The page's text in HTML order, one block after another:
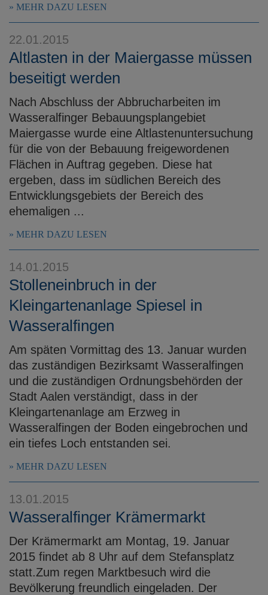
MEHR DAZU LESEN
22.01.2015
Altlasten in der Maiergasse müssen
beseitigt werden
Nach Abschluss der Abbrucharbeiten im
Wasseralfinger Bebauungsplangebiet
Maiergasse wurde eine Altlastenuntersuchung
für die von der Bebauung freigewordenen
Flächen in Auftrag gegeben. Diese hat
ergeben, dass im südlichen Bereich des
Entwicklungsgebiets der Bereich des
ehemaligen ...
MEHR DAZU LESEN
14.01.2015
Stolleneinbruch in der
Kleingartenanlage Spiesel in
Wasseralfingen
Am späten Vormittag des 13. Januar wurden
das zuständigen Bezirksamt Wasseralfingen
und die zuständigen Ordnungsbehörden der
Stadt Aalen verständigt, dass in der
Kleingartenanlage am Erzweg in
Wasseralfingen der Boden eingebrochen und
ein tiefes Loch entstanden sei.
MEHR DAZU LESEN
13.01.2015
Wasseralfinger Krämermarkt
Der Krämermarkt am Montag, 19. Januar
2015 findet ab 8 Uhr auf dem Stefansplatz
statt.Zum regen Marktbesuch wird die
Bevölkerung freundlich eingeladen. Der